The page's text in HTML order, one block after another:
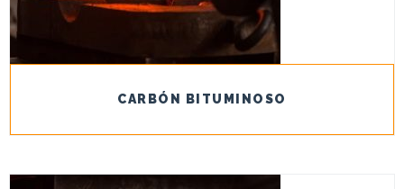
CARBÓN BITUMINOSO